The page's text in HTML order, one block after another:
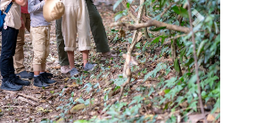
Next